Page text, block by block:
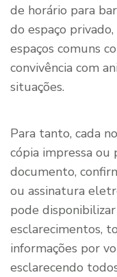
de horário para
do espaço
espaços comuns
convivência com
situações.
Para tanto, cada
cópia impressa ou
documento,
ou assinatura
pode
esclarecimentos,
informações por
esclarecendo